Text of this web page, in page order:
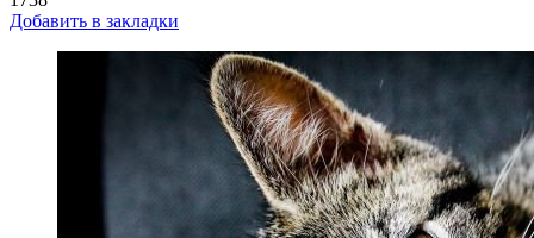
Добавить в закладки